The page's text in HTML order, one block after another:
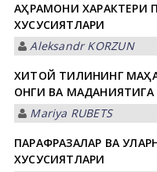
ҚАҲРАМОНИ
ХУСУСИЯТЛАРИ
Aleksandr KORZUN
ХИТОЙ ТИЛИНИНГ
ОНГИ ВА МАДАНИЯТИГА
Mariya RUBETS
ПАРАФРАЗАЛАР ВА
ХУСУСИЯТЛАРИ